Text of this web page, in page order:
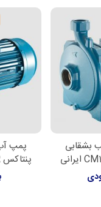
بشقابی
پمپ
پنتاکس CM100/01-IR ایرانی